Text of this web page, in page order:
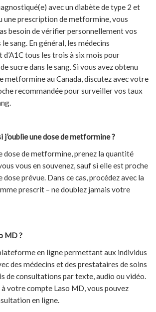
avec un diabète de type 2 et
une prescription de metformine, vous
besoin de vérifier personnellement vos
sang. En général, les médecins
tous les trois à six mois pour
sucre dans le sang. Si vous avez obtenu
metformine au Canada, discutez avec votre
recommandée pour surveiller vos taux
j’oublie une dose de metformine ?
dose de metformine, prenez la quantité
vous en souvenez, sauf si elle est proche
prévue. Dans ce cas, procédez avec la
prescrit – ne doublez jamais votre
MD ?
en ligne permettant aux individus
des médecins et des prestataires de soins
de consultations par texte, audio ou vidéo.
votre compte Laso MD, vous pouvez
en ligne.